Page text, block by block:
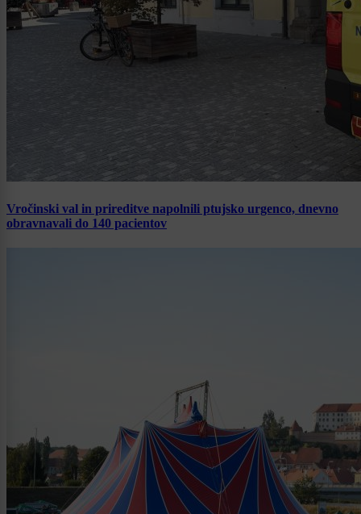
Vročinski val in prireditve napolnili ptujsko urgenco, dnevno
obravnavali do 140 pacientov